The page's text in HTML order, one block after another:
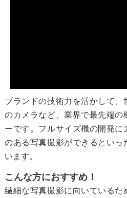
ブランドの技術力を活かして
のカメラなど、業界で最先端の
ーです。フルサイズ機の開発に
のある写真撮影ができるといっ
います。
こんな方におすすめ！
繊細な写真撮影に向いているた